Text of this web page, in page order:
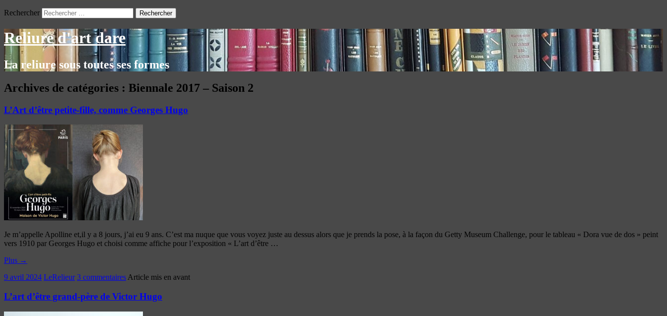
Rechercher
Reliure d'art dare
La reliure sous toutes ses formes
Archives de catégories : Biennale 2017 – Saison 2
L’Art d’être petite-fille, comme Georges Hugo
Je m’appelle Apolline et,il y a 8 jours, j’ai eu 9 ans. C’est ma nuque que vous voyez juste au dessus alors que je prends la pose, à la façon du Getty Museum Challenge, pour le tableau « Dora vue de dos » peint
vers 1910 par Georges Hugo et choisi comme affiche pour l’exposition « L’art d’être …
Plus →
9 avril 2024 LeRelieur 3 commentaires Article mis en avant
L’art d’être grand-père de Victor Hugo